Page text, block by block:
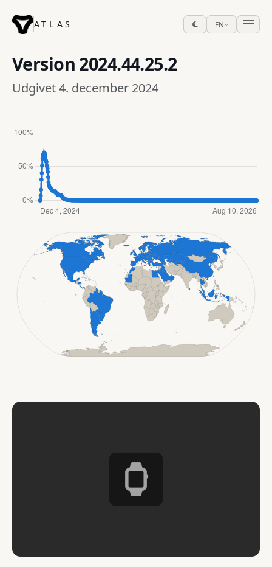
ATLAS EN
Version 2024.44.25.2
Udgivet 4. december 2024